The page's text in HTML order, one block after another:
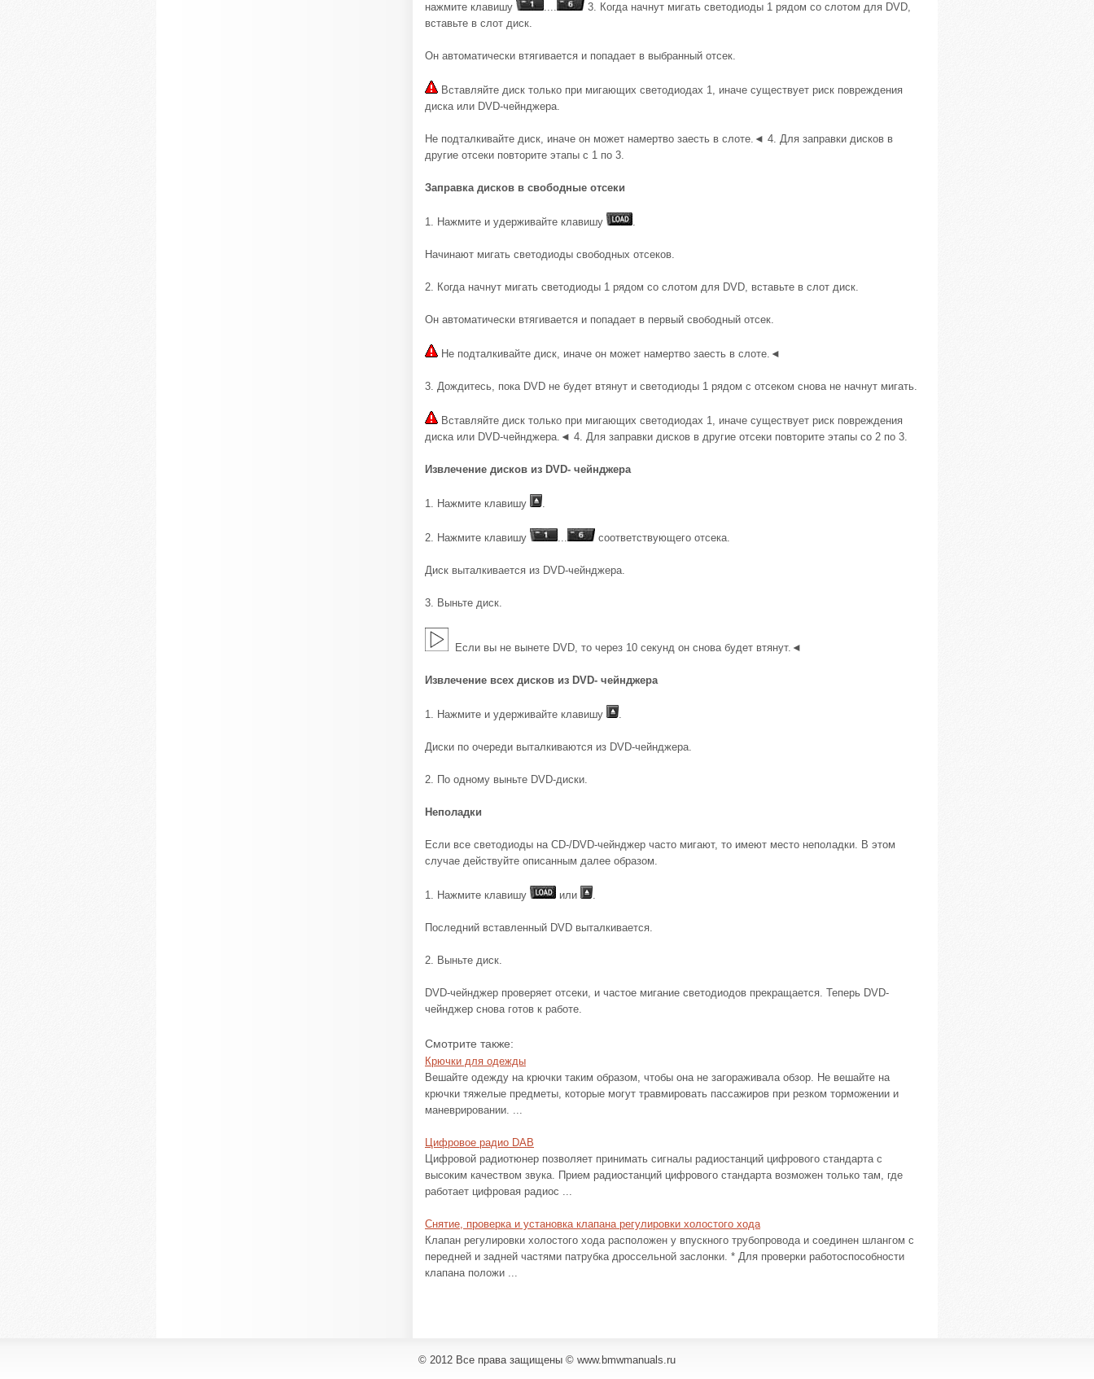
нажмите клавишу ....
3. Когда начнут мигать светодиоды 1 рядом со слотом для DVD,
вставьте в слот диск.
Он автоматически втягивается и попадает в выбранный отсек.
Вставляйте диск только при мигающих светодиодах 1, иначе существует риск повреждения
диска или DVD-чейнджера.
Не подталкивайте диск, иначе он может намертво заесть в слоте.◄ 4. Для заправки дисков в
другие отсеки повторите этапы с 1 по 3.
Заправка дисков в свободные отсеки
1. Нажмите и удерживайте клавишу .
Начинают мигать светодиоды свободных отсеков.
2. Когда начнут мигать светодиоды 1 рядом со слотом для DVD, вставьте в слот диск.
Он автоматически втягивается и попадает в первый свободный отсек.
Не подталкивайте диск, иначе он может намертво заесть в слоте.◄
3. Дождитесь, пока DVD не будет втянут и светодиоды 1 рядом с отсеком снова не начнут мигать.
Вставляйте диск только при мигающих светодиодах 1, иначе существует риск повреждения
диска или DVD-чейнджера.◄ 4. Для заправки дисков в другие отсеки повторите этапы со 2 по 3.
Извлечение дисков из DVD- чейнджера
1. Нажмите клавишу .
2. Нажмите клавишу ... соответствующего отсека.
Диск выталкивается из DVD-чейнджера.
3. Выньте диск.
Если вы не вынете DVD, то через 10 секунд он снова будет втянут.◄
Извлечение всех дисков из DVD- чейнджера
1. Нажмите и удерживайте клавишу .
Диски по очереди выталкиваются из DVD-чейнджера.
2. По одному выньте DVD-диски.
Неполадки
Если все светодиоды на CD-/DVD-чейнджер часто мигают, то имеют место неполадки. В этом
случае действуйте описанным далее образом.
1. Нажмите клавишу или .
Последний вставленный DVD выталкивается.
2. Выньте диск.
DVD-чейнджер проверяет отсеки, и частое мигание светодиодов прекращается. Теперь DVD-
чейнджер снова готов к работе.
Смотрите также:
Крючки для одежды
Вешайте одежду на крючки таким образом, чтобы она не загораживала обзор. Не вешайте на
крючки тяжелые предметы, которые могут травмировать пассажиров при резком торможении и
маневрировании. ...
Цифровое радио DAB
Цифровой радиотюнер позволяет принимать сигналы радиостанций цифрового стандарта с
высоким качеством звука. Прием радиостанций цифрового стандарта возможен только там, где
работает цифровая радиос ...
Снятие, проверка и установка клапана регулировки холостого хода
Клапан регулировки холостого хода расположен у впускного трубопровода и соединен шлангом с
передней и задней частями патрубка дроссельной заслонки. * Для проверки работоспособности
клапана положи ...
© 2012 Все права защищены © www.bmwmanuals.ru